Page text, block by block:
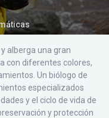
alberga una gran
con diferentes colores,
Un biólogo de
especializados
y el ciclo de vida de
y protección